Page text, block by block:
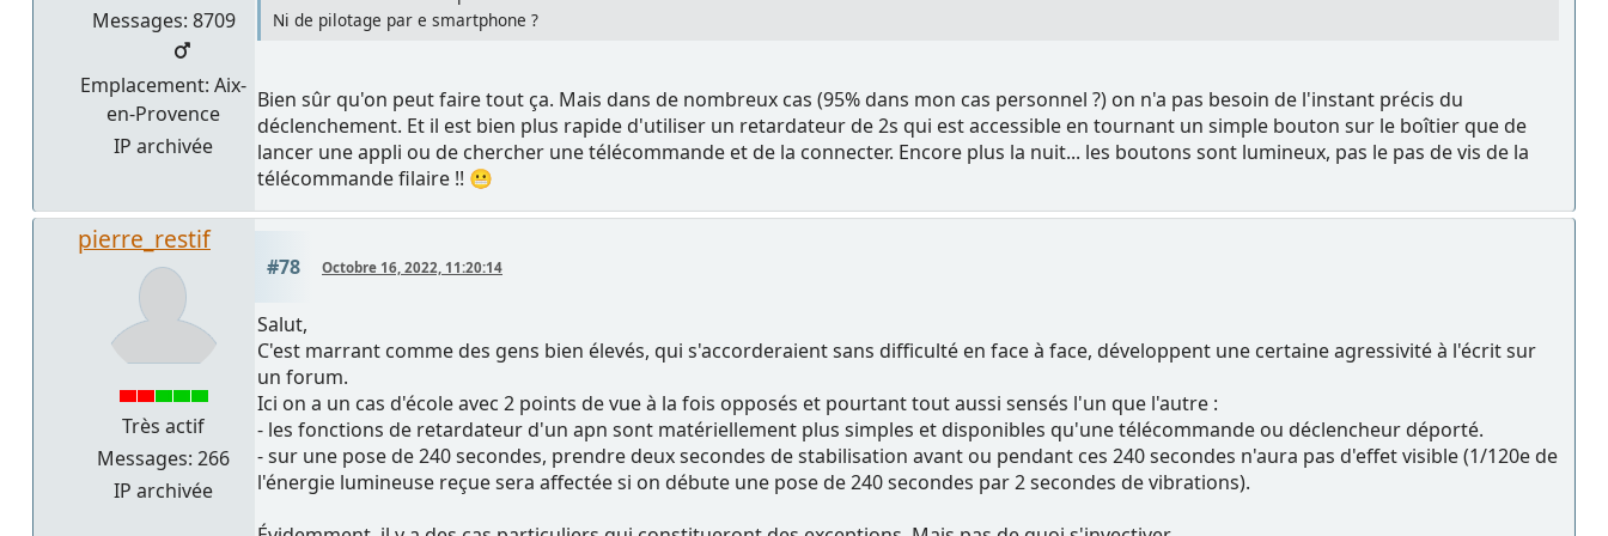
Messages: 8709
Emplacement: Aix-
en-Provence
IP archivée
Ni de pilotage par e smartphone ?
Bien sûr qu'on peut faire tout ça. Mais dans de nombreux cas (95% dans mon cas personnel ?) on n'a pas besoin de l'instant précis du
déclenchement. Et il est bien plus rapide d'utiliser un retardateur de 2s qui est accessible en tournant un simple bouton sur le boîtier que de
lancer une appli ou de chercher une télécommande et de la connecter. Encore plus la nuit... les boutons sont lumineux, pas le pas de vis de la
télécommande filaire !! 😬
pierre_restif
Très actif
Messages: 266
IP archivée
#78 Octobre 16, 2022, 11:20:14
Salut,
C'est marrant comme des gens bien élevés, qui s'accorderaient sans difficulté en face à face, développent une certaine agressivité à l'écrit sur
un forum.
Ici on a un cas d'école avec 2 points de vue à la fois opposés et pourtant tout aussi sensés l'un que l'autre :
- les fonctions de retardateur d'un apn sont matériellement plus simples et disponibles qu'une télécommande ou déclencheur déporté.
- sur une pose de 240 secondes, prendre deux secondes de stabilisation avant ou pendant ces 240 secondes n'aura pas d'effet visible (1/120e de
l'énergie lumineuse reçue sera affectée si on débute une pose de 240 secondes par 2 secondes de vibrations).